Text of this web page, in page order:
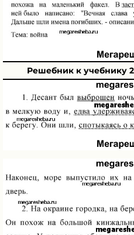
Решебник к учебнику